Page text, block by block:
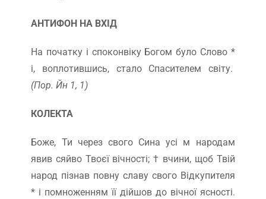
АНТИФОН НА ВХІД
На початку і споконвіку Богом було Слово *
і, воплотившись, стало Спасителем світу.
(Пор. Йн 1, 1)
КОЛЕКТА
Боже, Ти через свого Сина усі м народам
явив сяйво Твоєї вічності; † вчини, щоб Твій
народ пізнав повну славу свого Відкупителя
* і помноженням її дійшов до вічної ясності.